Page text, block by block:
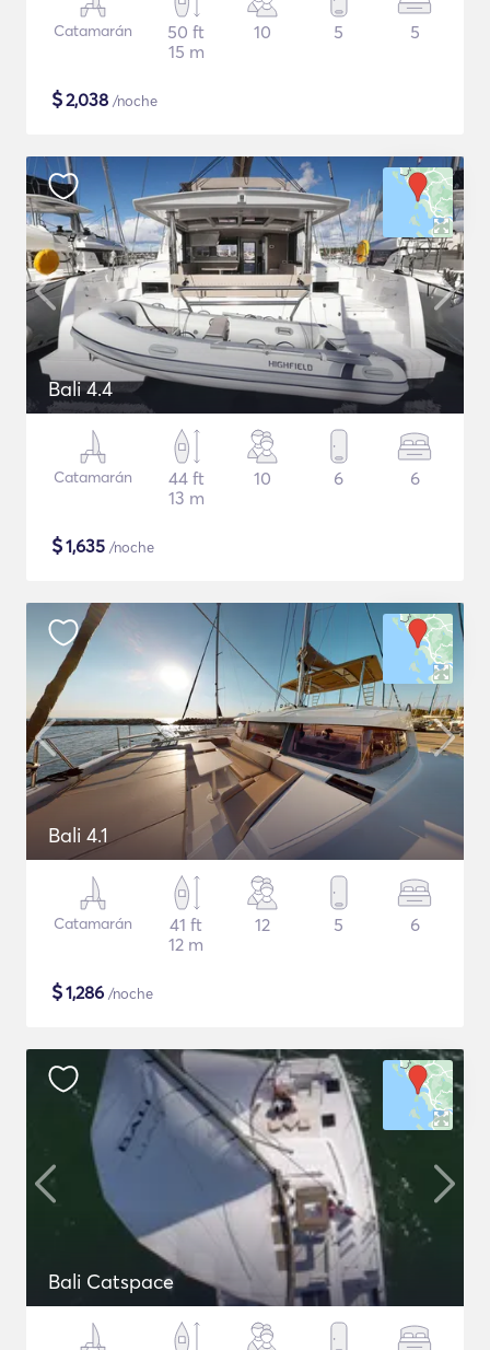
Catamarán
50 ft
15 m
10 5 5
$2,038 /noche
Bali 4.4
Catamarán
44 ft
13 m
10 6 6
$1,635 /noche
Bali 4.1
Catamarán
41 ft
12 m
12 5 6
$1,286 /noche
Bali Catspace